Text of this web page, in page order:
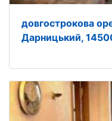
довгострокова
Дарницький,